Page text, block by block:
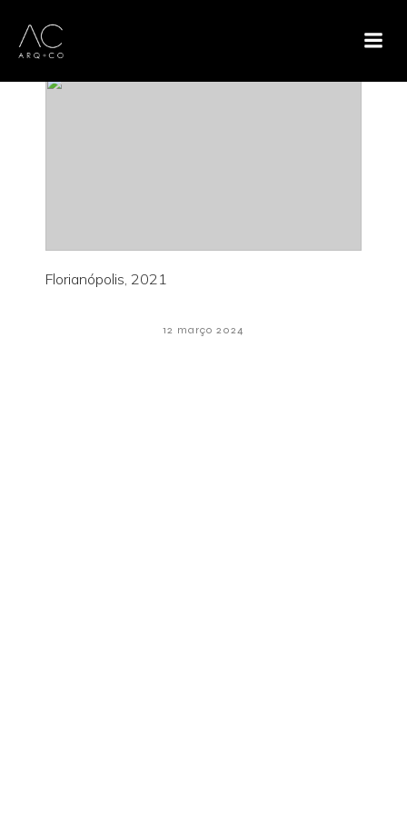
Florianópolis, 2021
12 março 2024